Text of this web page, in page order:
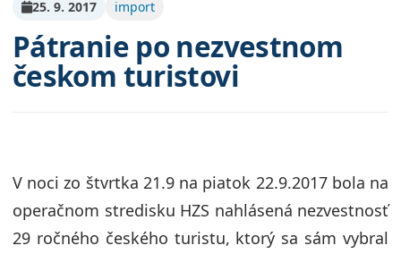
25. 9. 2017 import
Pátranie po nezvestnom
českom turistovi
V noci zo štvrtka 21.9 na piatok 22.9.2017 bola na
operačnom stredisku HZS nahlásená nezvestnosť
29 ročného českého turistu, ktorý sa sám vybral